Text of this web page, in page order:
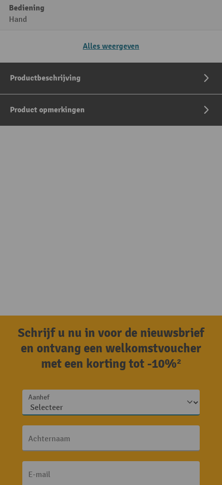
Bediening
Hand
Alles weergeven
Productbeschrijving
Product opmerkingen
Schrijf u nu in voor de nieuwsbrief
en ontvang een welkomstvoucher
met een korting tot -10%²
Aanhef
Achternaam
E-mail